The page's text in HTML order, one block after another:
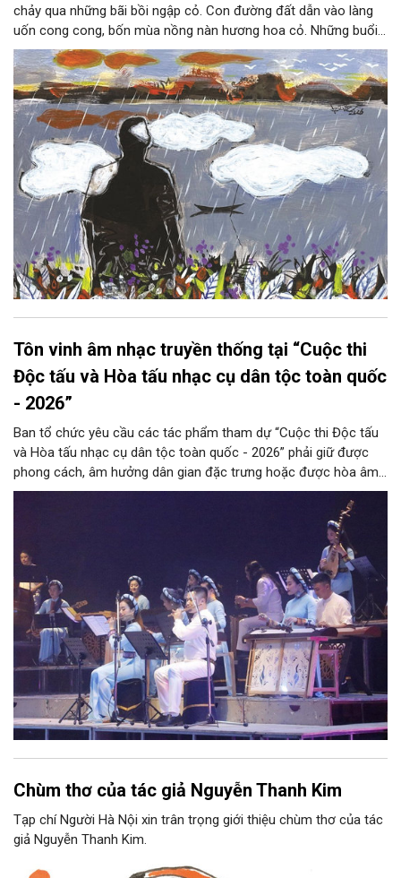
chảy qua những bãi bồi ngập cỏ. Con đường đất dẫn vào làng
uốn cong cong, bốn mùa nồng nàn hương hoa cỏ. Những buổi
hoàng hôn, khi nắng đã dịu xuống phía cuối sông, đám hoa tím
lại thẫm màu như có ai vừa rắc lên một lớp khói.
Tôn vinh âm nhạc truyền thống tại “Cuộc thi
Độc tấu và Hòa tấu nhạc cụ dân tộc toàn quốc
- 2026”
Ban tổ chức yêu cầu các tác phẩm tham dự “Cuộc thi Độc tấu
và Hòa tấu nhạc cụ dân tộc toàn quốc - 2026” phải giữ được
phong cách, âm hưởng dân gian đặc trưng hoặc được hòa âm,
phối khí mới trên nền tảng làn điệu âm nhạc truyền thống Việt
Nam, đồng thời phải được trình diễn trực tiếp bằng nhạc cụ dân
Chùm thơ của tác giả Nguyễn Thanh Kim
Tạp chí Người Hà Nội xin trân trọng giới thiệu chùm thơ của tác
giả Nguyễn Thanh Kim.